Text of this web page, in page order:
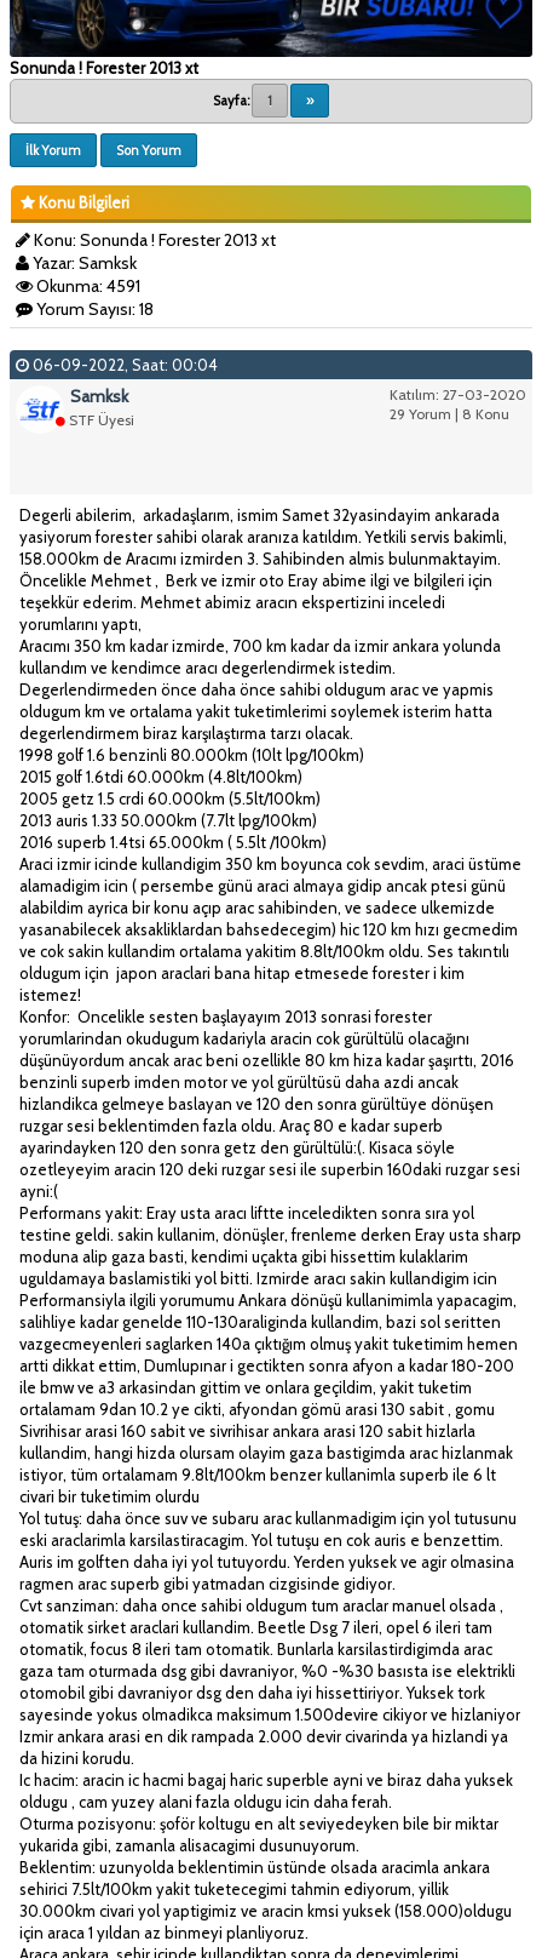
Sonunda ! Forester 2013 xt
Sayfa: 1 »
İlk Yorum Son Yorum
Konu Bilgileri
Konu: Sonunda ! Forester 2013 xt
Yazar: Samksk
Okunma: 4591
Yorum Sayısı: 18
06-09-2022, Saat: 00:04
Katılım: 27-03-2020
29 Yorum | 8 Konu
Samksk
STF Üyesi
Degerli abilerim, arkadaşlarım, ismim Samet 32yasindayim ankarada
yasiyorum forester sahibi olarak aranıza katıldım. Yetkili servis bakimli,
158.000km de Aracımı izmirden 3. Sahibinden almis bulunmaktayim.
Öncelikle Mehmet , Berk ve izmir oto Eray abime ilgi ve bilgileri için
teşekkür ederim. Mehmet abimiz aracın ekspertizini inceledi
yorumlarını yaptı,
Aracımı 350 km kadar izmirde, 700 km kadar da izmir ankara yolunda
kullandım ve kendimce aracı degerlendirmek istedim.
Degerlendirmeden önce daha önce sahibi oldugum arac ve yapmis
oldugum km ve ortalama yakit tuketimlerimi soylemek isterim hatta
degerlendirmem biraz karşılaştırma tarzı olacak.
1998 golf 1.6 benzinli 80.000km (10lt lpg/100km)
2015 golf 1.6tdi 60.000km (4.8lt/100km)
2005 getz 1.5 crdi 60.000km (5.5lt/100km)
2013 auris 1.33 50.000km (7.7lt lpg/100km)
2016 superb 1.4tsi 65.000km ( 5.5lt /100km)
Araci izmir icinde kullandigim 350 km boyunca cok sevdim, araci üstüme
alamadigim icin ( persembe günü araci almaya gidip ancak ptesi günü
alabildim ayrica bir konu açıp arac sahibinden, ve sadece ulkemizde
yasanabilecek aksakliklardan bahsedecegim) hic 120 km hızı gecmedim
ve cok sakin kullandim ortalama yakitim 8.8lt/100km oldu. Ses takıntılı
oldugum için japon araclari bana hitap etmesede forester i kim
istemez!
Konfor: Oncelikle sesten başlayayım 2013 sonrasi forester
yorumlarindan okudugum kadariyla aracin cok gürültülü olacağını
düşünüyordum ancak arac beni ozellikle 80 km hiza kadar şaşırttı, 2016
benzinli superb imden motor ve yol gürültüsü daha azdi ancak
hizlandikca gelmeye baslayan ve 120 den sonra gürültüye dönüşen
ruzgar sesi beklentimden fazla oldu. Araç 80 e kadar superb
ayarindayken 120 den sonra getz den gürültülü:(. Kisaca söyle
ozetleyeyim aracin 120 deki ruzgar sesi ile superbin 160daki ruzgar sesi
ayni:(
Performans yakit: Eray usta aracı liftte inceledikten sonra sıra yol
testine geldi. sakin kullanim, dönüşler, frenleme derken Eray usta sharp
moduna alip gaza basti, kendimi uçakta gibi hissettim kulaklarim
uguldamaya baslamistiki yol bitti. Izmirde aracı sakin kullandigim icin
Performansiyla ilgili yorumumu Ankara dönüşü kullanimimla yapacagim,
salihliye kadar genelde 110-130araliginda kullandim, bazi sol seritten
vazgecmeyenleri saglarken 140a çıktığım olmuş yakit tuketimim hemen
artti dikkat ettim, Dumlupınar i gectikten sonra afyon a kadar 180-200
ile bmw ve a3 arkasindan gittim ve onlara geçildim, yakit tuketim
ortalamam 9dan 10.2 ye cikti, afyondan gömü arasi 130 sabit , gomu
Sivrihisar arasi 160 sabit ve sivrihisar ankara arasi 120 sabit hizlarla
kullandim, hangi hizda olursam olayim gaza bastigimda arac hizlanmak
istiyor, tüm ortalamam 9.8lt/100km benzer kullanimla superb ile 6 lt
civari bir tuketimim olurdu
Yol tutuş: daha önce suv ve subaru arac kullanmadigim için yol tutusunu
eski araclarimla karsilastiracagim. Yol tutuşu en cok auris e benzettim.
Auris im golften daha iyi yol tutuyordu. Yerden yuksek ve agir olmasina
ragmen arac superb gibi yatmadan cizgisinde gidiyor.
Cvt sanziman: daha once sahibi oldugum tum araclar manuel olsada ,
otomatik sirket araclari kullandim. Beetle Dsg 7 ileri, opel 6 ileri tam
otomatik, focus 8 ileri tam otomatik. Bunlarla karsilastirdigimda arac
gaza tam oturmada dsg gibi davraniyor, %0 -%30 basısta ise elektrikli
otomobil gibi davraniyor dsg den daha iyi hissettiriyor. Yuksek tork
sayesinde yokus olmadikca maksimum 1.500devire cikiyor ve hizlaniyor
Izmir ankara arasi en dik rampada 2.000 devir civarinda ya hizlandi ya
da hizini korudu.
Ic hacim: aracin ic hacmi bagaj haric superble ayni ve biraz daha yuksek
oldugu , cam yuzey alani fazla oldugu icin daha ferah.
Oturma pozisyonu: şoför koltugu en alt seviyedeyken bile bir miktar
yukarida gibi, zamanla alisacagimi dusunuyorum.
Beklentim: uzunyolda beklentimin üstünde olsada aracimla ankara
sehirici 7.5lt/100km yakit tuketecegimi tahmin ediyorum, yillik
30.000km civari yol yaptigimiz ve aracin kmsi yuksek (158.000)oldugu
için araca 1 yıldan az binmeyi planliyoruz.
Araca ankara sehir icinde kullandiktan sonra da deneyimlerimi